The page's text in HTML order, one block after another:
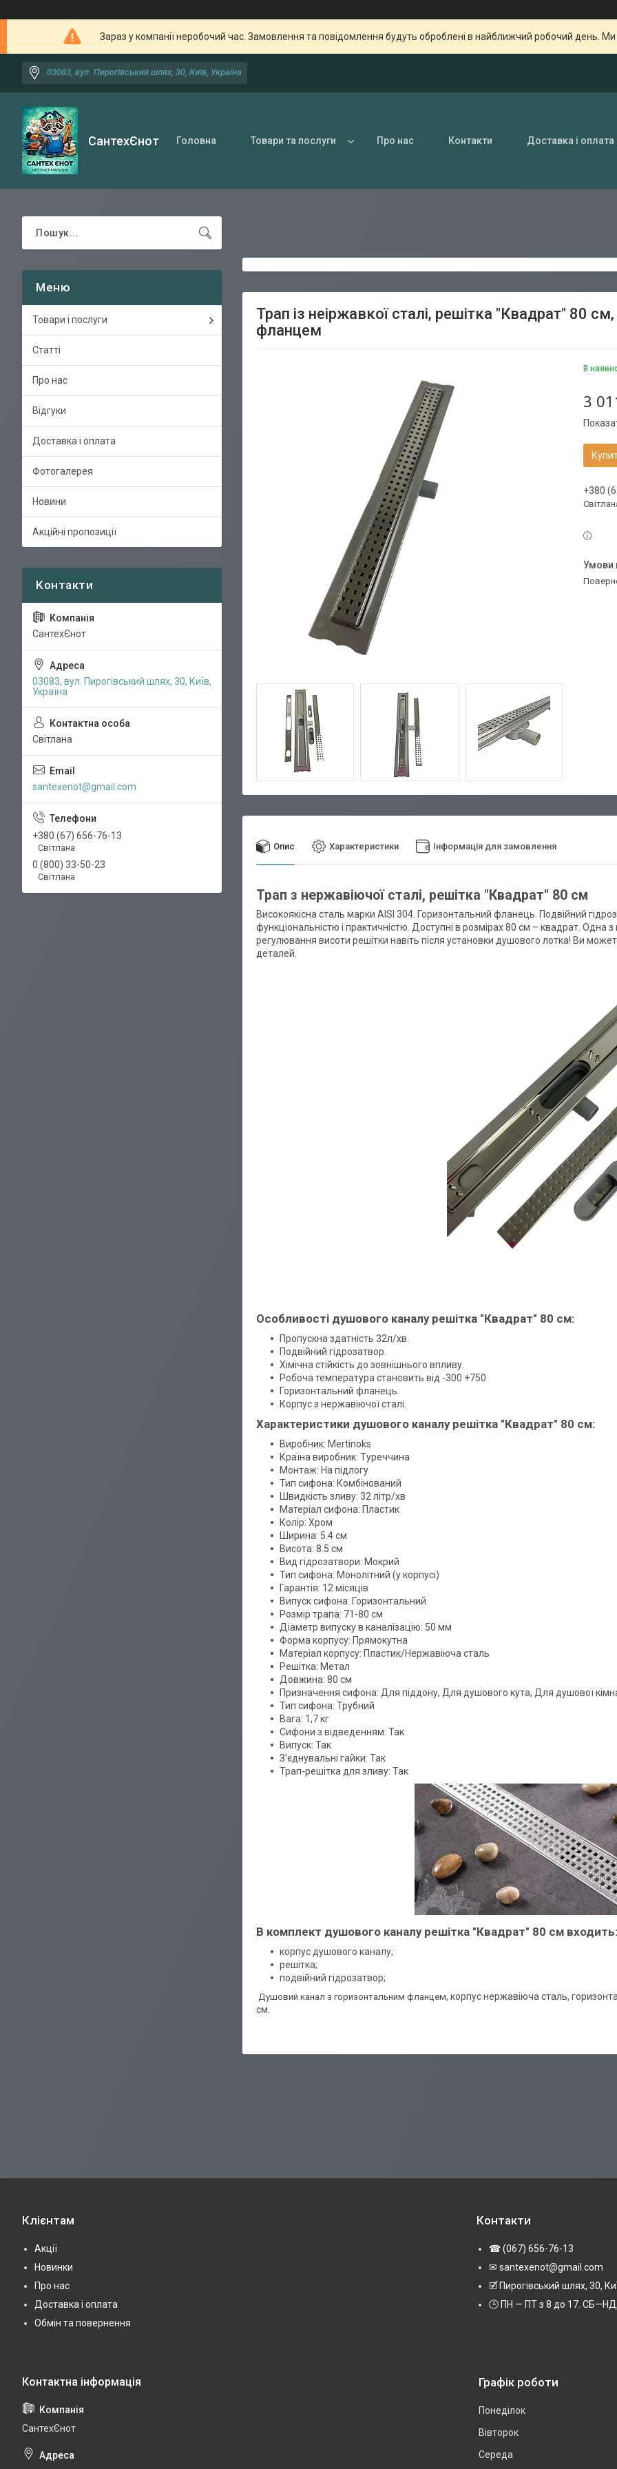
Зараз у компанії неробочий час. Замовлення та повідомлення будуть оброблені в найближчий робочий день.
03083, вул. Пирогівський шлях, 30, Київ, Україна
СантехЄнот Головна Товари та послуги Про нас Контакти Доставка і оплата
Трап із неіржавкої сталі, решітка "Квадрат" 80
фланцем
В
3
+380
Опис Характеристики Інформація для замовлення
Трап з нержавіючої сталі, решітка "Квадрат" 80 см
Високоякісна сталь марки AISI 304. Горизонтальний фланець. Подвійний
функціональністю і практичністю. Доступні в розмірах 80 см – квадрат. Одна
регулювання висоти решітки навіть після установки душового лотка! Ви
деталей.
Особливості душового каналу решітка "Квадрат" 80 см:
Пропускна здатність 32л/хв.
Подвійний гідрозатвор.
Хімічна стійкість до зовнішнього впливу.
Робоча температура становить від -300 +750
Горизонтальний фланець.
Корпус з нержавіючої сталі.
Характеристики душового каналу решітка "Квадрат" 80 см:
Виробник: Mertinoks
Країна виробник: Туреччина
Монтаж: На підлогу
Тип сифона: Комбінований
Швидкість зливу: 32 літр/хв
Матеріал сифона: Пластик
Колір: Хром
Ширина: 5.4 см
Висота: 8.5 см
Вид гідрозатвори: Мокрий
Тип сифона: Монолітний (у корпусі)
Гарантія: 12 місяців
Випуск сифона: Горизонтальний
Розмір трапа: 71-80 см
Діаметр випуску в каналізацію: 50 мм
Форма корпусу: Прямокутна
Матеріал корпусу: Пластик/Нержавіюча сталь
Решітка: Метал
Довжина: 80 см
Призначення сифона: Для піддону, Для душового кута, Для душової
Тип сифона: Трубний
Вага: 1,7 кг
Сифони з відведенням: Так
Випуск: Так
З'єднувальні гайки: Так
Трап-решітка для зливу: Так
В комплект душового каналу решітка "Квадрат" 80 см входить:
корпус душового каналу;
решітка;
подвійний гідрозатвор;
Душовий канал з горизонтальним фланцем, корпус нержавіюча сталь,
см.
Товари і послуги
Статті
Про нас
Відгуки
Доставка і оплата
Фотогалерея
Новини
Акційні пропозиції
СантехЄнот
03083, вул. Пирогівський шлях, 30, Київ,
Україна
Світлана
santexenot@gmail.com
+380 (67) 656-76-13
Світлана
0 (800) 33-50-23
Світлана
Клієнтам
Акції
Новинки
Про нас
Доставка і оплата
Обмін та повернення
Контакти
☎ (067) 656-76-13
✉ santexenot@gmail.com
🗹 Пирогівський шлях, 30,
🕒 ПН — ПТ з 8 до 17. СБ—НД
СантехЄнот
Графік роботи
Понеділок
Вівторок
Середа